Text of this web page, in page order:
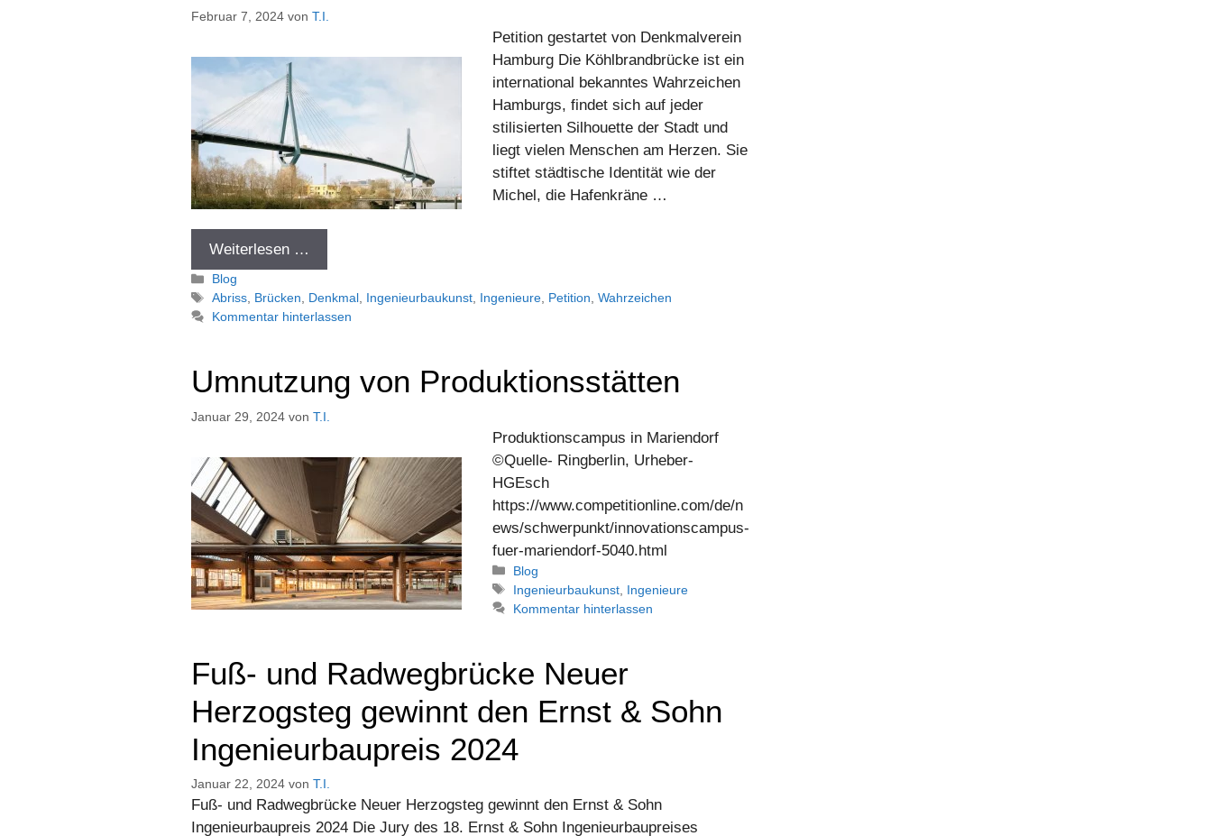
Februar 7, 2024 von T.I.
Petition gestartet von Denkmalverein
Hamburg Die Köhlbrandbrücke ist ein
international bekanntes Wahrzeichen
Hamburgs, findet sich auf jeder
stilisierten Silhouette der Stadt und
liegt vielen Menschen am Herzen. Sie
stiftet städtische Identität wie der
Michel, die Hafenkräne …
Weiterlesen …
Kategorien
Blog
Schlagwörter
Abriss, Brücken, Denkmal, Ingenieurbaukunst, Ingenieure, Petition,Wahrzeichen
Kommentar hinterlassen
Umnutzung von Produktionsstätten
Januar 29, 2024 von T.I.
Produktionscampus in Mariendorf
©Quelle- Ringberlin, Urheber-
HGEsch
https://www.competitionline.com/de/n
ews/schwerpunkt/innovationscampus-
fuer-mariendorf-5040.html
Kategorien
Blog
Schlagwörter
Ingenieurbaukunst Ingenieure
Kommentar hinterlassen
Fuß- und Radwegbrücke Neuer
Herzogsteg gewinnt den Ernst & Sohn
Ingenieurbaupreis 2024
Januar 22, 2024 von T.I.
Fuß- und Radwegbrücke Neuer Herzogsteg gewinnt den Ernst & Sohn
Ingenieurbaupreis 2024 Die Jury des 18. Ernst & Sohn Ingenieurbaupreises